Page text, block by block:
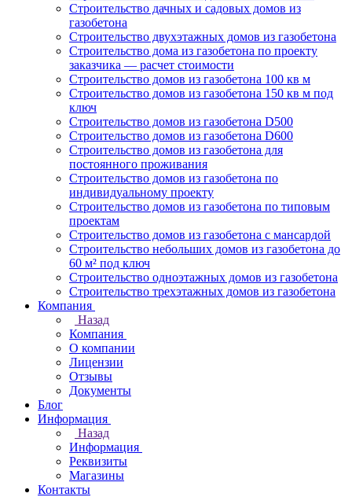
Строительство дачных и садовых домов из
газобетона
Строительство двухэтажных домов из газобетона
Строительство дома из газобетона по проекту
заказчика — расчет стоимости
Строительство домов из газобетона 100 кв м
Строительство домов из газобетона 150 кв м под
ключ
Строительство домов из газобетона D500
Строительство домов из газобетона D600
Строительство домов из газобетона для
постоянного проживания
Строительство домов из газобетона по
индивидуальному проекту
Строительство домов из газобетона по типовым
проектам
Строительство домов из газобетона с мансардой
Строительство небольших домов из газобетона до
60 м² под ключ
Строительство одноэтажных домов из газобетона
Строительство трехэтажных домов из газобетона
Компания
Назад
Компания
О компании
Лицензии
Отзывы
Документы
Блог
Информация
Назад
Информация
Реквизиты
Магазины
Контакты